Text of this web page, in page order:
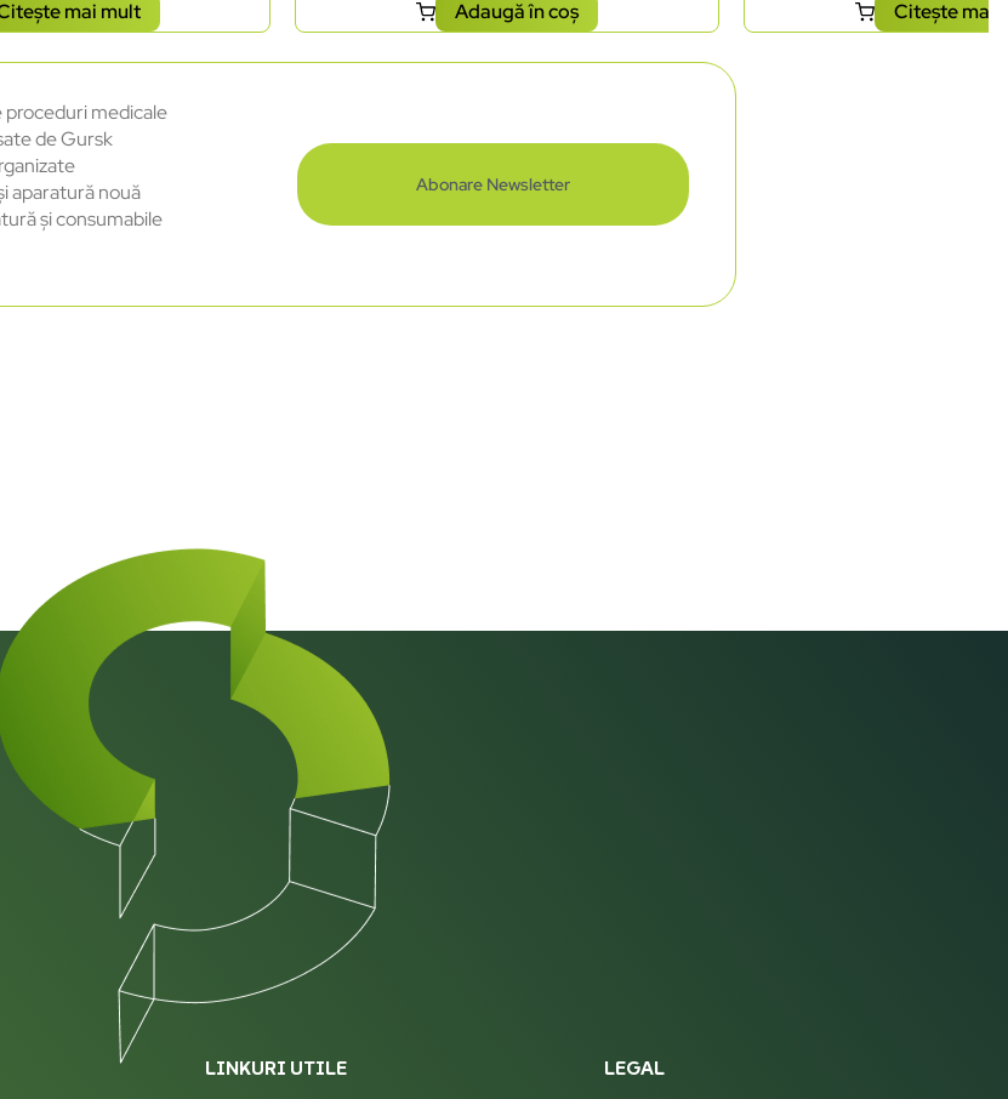
mai mult
Adaugă în coș
Citește mai
medicale
de Gursk
aparatură nouă
și consumabile
Abonare Newsletter
LINKURI UTILE LEGAL